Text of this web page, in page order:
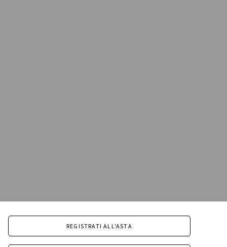
REGISTRATI ALL'ASTA